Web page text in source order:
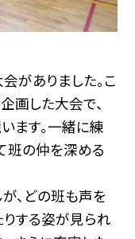
がありました。こ
画した大会で、
ます。一緒に練
班の仲を深める
、どの班も声を
りする姿が見られ